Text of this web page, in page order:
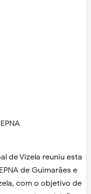
de Vizela reuniu esta
de Guimarães e
com o objetivo de